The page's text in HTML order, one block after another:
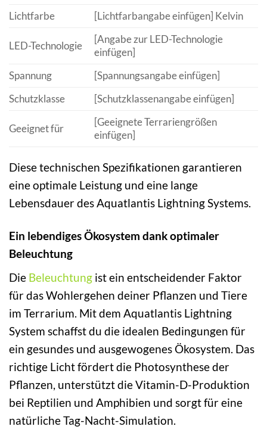
Lichtfarbe
[Lichtfarbangabe einfügen] Kelvin
LED-Technologie
[Angabe zur LED-Technologie
einfügen]
Spannung
[Spannungsangabe einfügen]
Schutzklasse
[Schutzklassenangabe einfügen]
Geeignet für
[Geeignete Terrariengrößen
einfügen]
Diese technischen Spezifikationen garantieren
eine optimale Leistung und eine lange
Lebensdauer des Aquatlantis Lightning Systems.
Ein lebendiges Ökosystem dank optimaler
Beleuchtung
Die Beleuchtung ist ein entscheidender Faktor
für das Wohlergehen deiner Pflanzen und Tiere
im Terrarium. Mit dem Aquatlantis Lightning
System schaffst du die idealen Bedingungen für
ein gesundes und ausgewogenes Ökosystem. Das
richtige Licht fördert die Photosynthese der
Pflanzen, unterstützt die Vitamin-D-Produktion
bei Reptilien und Amphibien und sorgt für eine
natürliche Tag-Nacht-Simulation.